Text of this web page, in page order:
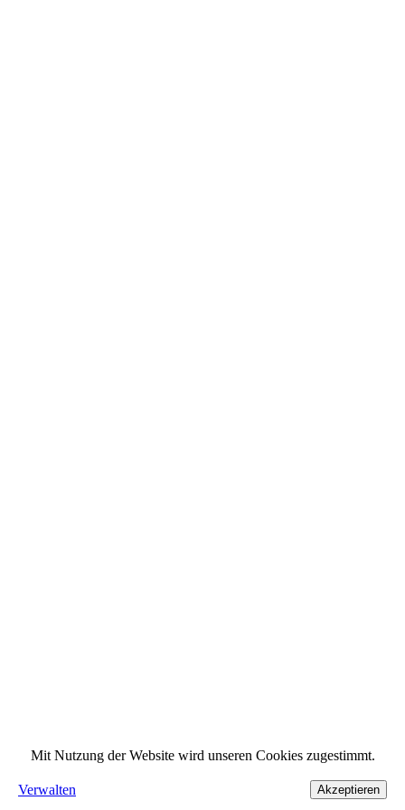
Mit Nutzung der Website wird unseren Cookies zugestimmt.
Verwalten Akzeptieren